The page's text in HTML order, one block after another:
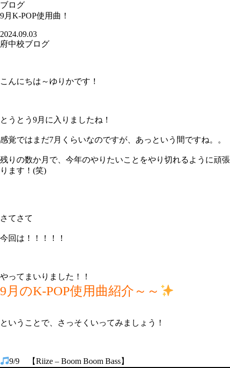
ブログ
9月K-POP使用曲！
2024.09.03
府中校ブログ
こんにちは～ゆりかです！
とうとう9月に入りましたね！
感覚ではまだ7月くらいなのですが、あっという間ですね。。
残りの数か月で、今年のやりたいことをやり切れるように頑張
ります！(笑)
さてさて
今回は！！！！！
やってまいりました！！
9月のK-POP使用曲紹介～～
ということで、さっそくいってみましょう！
9/9 【Riize – Boom Boom Bass】